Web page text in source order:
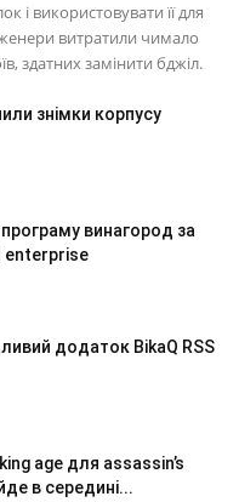
і використовувати її для
витратили чимало
здатних замінити бджіл.
знімки корпусу
винагород за
enterprise
додаток BikaQ RSS
age для assassin’s
в середині...